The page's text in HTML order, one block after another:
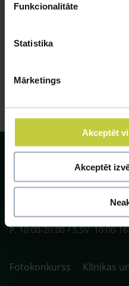
Funkcionalitāte
Statistika
Mārketings
Akceptēt
Akceptēt
SIA ZOO Centrs,
Vienības gatve 109, Rīga,
P. 10:00-20:00 / S.SV. 10:00-
Fotokonkurss
Klīnikas